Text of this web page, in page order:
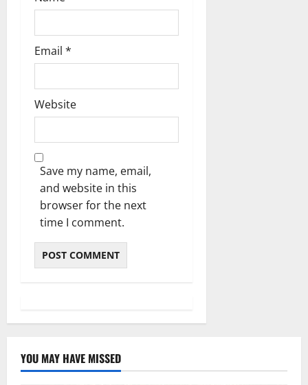
Email *
Website
Save my name, email,
and website in this
browser for the next
time I comment.
YOU MAY HAVE MISSED